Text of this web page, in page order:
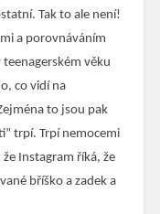
Tak to ale není!
a porovnáváním
teenagerském věku
co vidí na
to jsou pak
trpí. Trpí nemocemi
Instagram říká, že
bříško a zadek a